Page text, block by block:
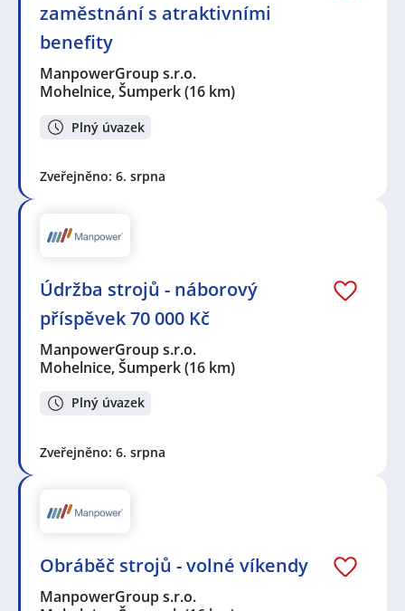
zaměstnání s atraktivními
benefity
ManpowerGroup s.r.o.
Mohelnice, Šumperk(16 km)
Plný úvazek
Zveřejněno: 6. srpna
Údržba strojů - náborový
příspěvek 70 000 Kč
ManpowerGroup s.r.o.
Mohelnice, Šumperk(16 km)
Plný úvazek
Zveřejněno: 6. srpna
Obráběč strojů - volné víkendy
ManpowerGroup s.r.o.